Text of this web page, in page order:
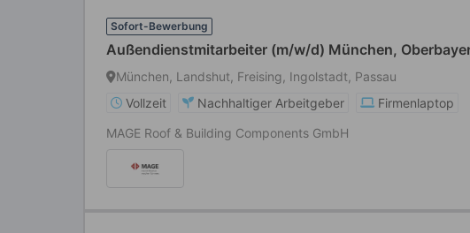
Sofort-Bewerbung
Außendienstmitarbeiter (m/w/d) München,
München, Landshut, Freising, Ingolstadt, Passau
Vollzeit
Nachhaltiger Arbeitgeber
Firmenlaptop
MAGE Roof & Building Components GmbH